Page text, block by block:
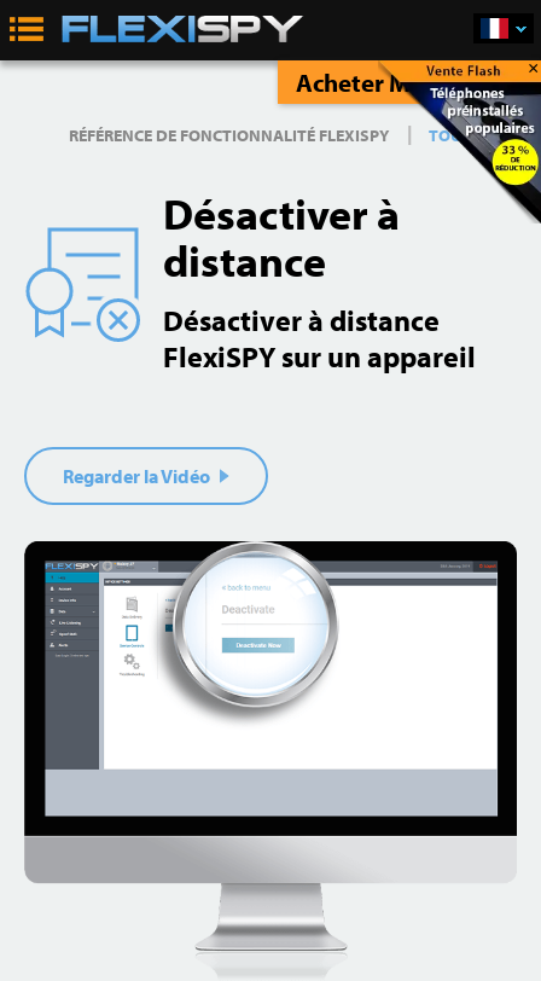
Acheter Maintenant ×
RÉFÉRENCE DE FONCTIONNALITÉ FLEXISPY | TOUT
Désactiver à
distance
Désactiver à distance
FlexiSPY sur un appareil
Regarder la Vidéo